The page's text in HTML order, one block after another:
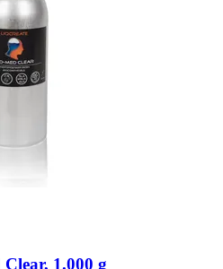
1.000 g